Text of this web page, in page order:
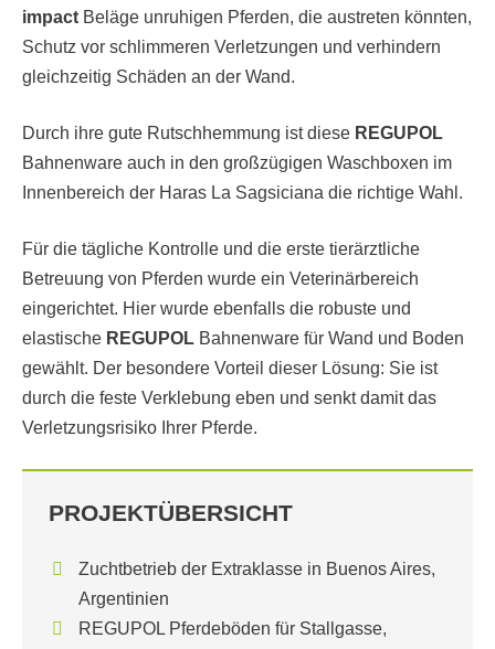
impact Beläge unruhigen Pferden, die austreten könnten,
Schutz vor schlimmeren Verletzungen und verhindern
gleichzeitig Schäden an der Wand.
Durch ihre gute Rutschhemmung ist diese REGUPOL
Bahnenware auch in den großzügigen Waschboxen im
Innenbereich der Haras La Sagsiciana die richtige Wahl.
Für die tägliche Kontrolle und die erste tierärztliche
Betreuung von Pferden wurde ein Veterinärbereich
eingerichtet. Hier wurde ebenfalls die robuste und
elastische REGUPOL Bahnenware für Wand und Boden
gewählt. Der besondere Vorteil dieser Lösung: Sie ist
durch die feste Verklebung eben und senkt damit das
Verletzungsrisiko Ihrer Pferde.
PROJEKTÜBERSICHT
Zuchtbetrieb der Extraklasse in Buenos Aires,
Argentinien
REGUPOL Pferdeböden für Stallgasse,